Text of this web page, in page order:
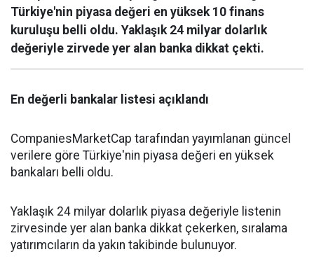
Türkiye'nin piyasa değeri en yüksek 10 finans
kuruluşu belli oldu. Yaklaşık 24 milyar dolarlık
değeriyle zirvede yer alan banka dikkat çekti.
En değerli bankalar listesi açıklandı
CompaniesMarketCap tarafından yayımlanan güncel
verilere göre Türkiye'nin piyasa değeri en yüksek
bankaları belli oldu.
Yaklaşık 24 milyar dolarlık piyasa değeriyle listenin
zirvesinde yer alan banka dikkat çekerken, sıralama
yatırımcıların da yakın takibinde bulunuyor.